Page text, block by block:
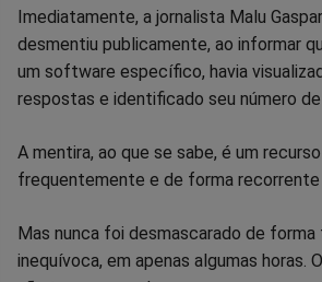
Imediatamente, a jornalista Malu
desmentiu publicamente, ao informar
um software específico, havia
respostas e identificado seu número
A mentira, ao que se sabe, é um
frequentemente e de forma recorrente
Mas nunca foi desmascarado de
inequívoca, em apenas algumas horas.